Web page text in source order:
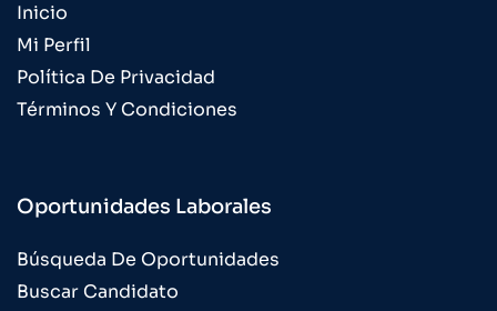
Inicio
Mi Perfil
Política De Privacidad
Términos Y Condiciones
Oportunidades Laborales
Búsqueda De Oportunidades
Buscar Candidato